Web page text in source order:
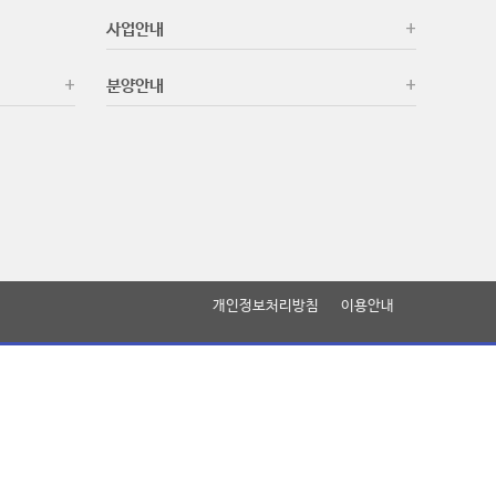
사업안내
분양안내
이용안내
개인정보처리방침